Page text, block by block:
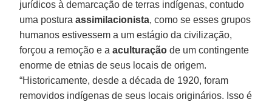
jurídicos à demarcação de terras indígenas, contudo
uma posturaassimilacionista, como se esses grupos
humanos estivessem a um estágio da civilização,
forçou a remoção e aaculturação de um contingente
enorme de etnias de seus locais de origem.
“Historicamente, desde a década de 1920, foram
removidos indígenas de seus locais originários. Isso é